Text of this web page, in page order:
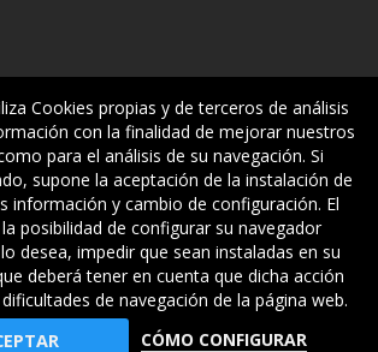
Ingeniariaren Elkargo Ofiziala - Colegio
Industriales de Gipuzkoa
Cookies propias y de terceros de análisis
con la finalidad de mejorar nuestros
para el análisis de su navegación. Si
supone la aceptación de la instalación de
información y cambio de configuración. El
posibilidad de configurar su navegador
desea, impedir que sean instaladas en su
deberá tener en cuenta que dicha acción
de navegación de la página web.
CÓMO CONFIGURAR